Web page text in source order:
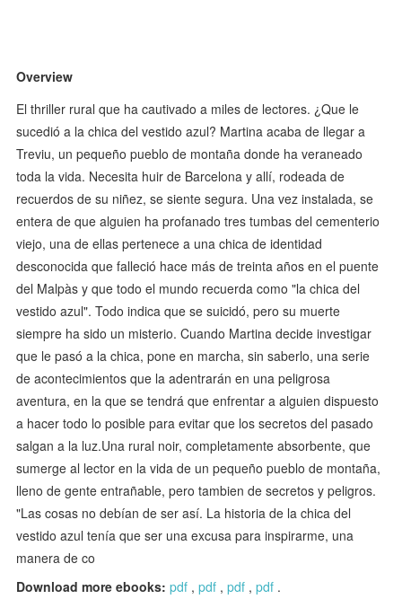
Overview
El thriller rural que ha cautivado a miles de lectores. ¿Que le
sucedió a la chica del vestido azul? Martina acaba de llegar a
Treviu, un pequeño pueblo de montaña donde ha veraneado
toda la vida. Necesita huir de Barcelona y allí, rodeada de
recuerdos de su niñez, se siente segura. Una vez instalada, se
entera de que alguien ha profanado tres tumbas del cementerio
viejo, una de ellas pertenece a una chica de identidad
desconocida que falleció hace más de treinta años en el puente
del Malpàs y que todo el mundo recuerda como "la chica del
vestido azul". Todo indica que se suicidó, pero su muerte
siempre ha sido un misterio. Cuando Martina decide investigar
que le pasó a la chica, pone en marcha, sin saberlo, una serie
de acontecimientos que la adentrarán en una peligrosa
aventura, en la que se tendrá que enfrentar a alguien dispuesto
a hacer todo lo posible para evitar que los secretos del pasado
salgan a la luz.Una rural noir, completamente absorbente, que
sumerge al lector en la vida de un pequeño pueblo de montaña,
lleno de gente entrañable, pero tambien de secretos y peligros.
"Las cosas no debían de ser así. La historia de la chica del
vestido azul tenía que ser una excusa para inspirarme, una
manera de co
Download more ebooks: pdf ,pdf ,pdf ,pdf .